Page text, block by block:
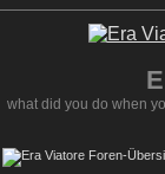
what did you do when